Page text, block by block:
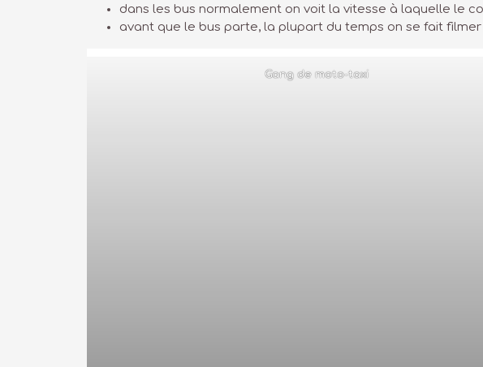
dans les bus normalement on voit la vitesse à laquelle le
avant que le bus parte, la plupart du temps on se fait filmer
Gang de moto-taxi